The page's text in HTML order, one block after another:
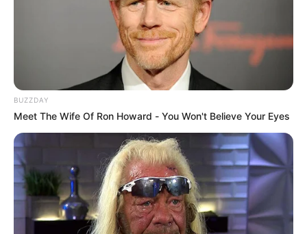
Con éxito finalizó la F-AIR
2025: la feria reunió a más
de 58 mil personas
descubrió a un jibaro de
Medellín que iba a
fumársela en San Andrés
NOTICIAS
BUZZDAY
Meet The Wife Of Ron Howard - You Won't Believe Your Eyes